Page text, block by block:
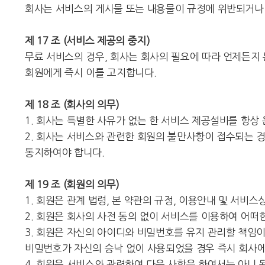
회사는 서비스의 게시물 또는 내용물이 규정에 위반되거
제 17 조 (서비스 제공의 중지)
무료 서비스의 경우, 회사는 회사의 필요에 따라 언제든
회원에게 즉시 이를 고지합니다.
제 18 조 (회사의 의무)
1. 회사는 특별한 사유가 없는 한 서비스 제공설비를 항
2. 회사는 서비스와 관련한 회원의 불만사항이 접수되는
통지하여야 합니다.
제 19 조 (회원의 의무)
1. 회원은 관계 법령, 본 약관의 규정, 이용안내 및 서비
2. 회원은 회사의 사전 동의 없이 서비스를 이용하여 어
3. 회원은 자신의 아이디와 비밀번호를 유지 관리할 책임
비밀번호가 자신의 승낙 없이 사용되었을 경우 즉시 회사